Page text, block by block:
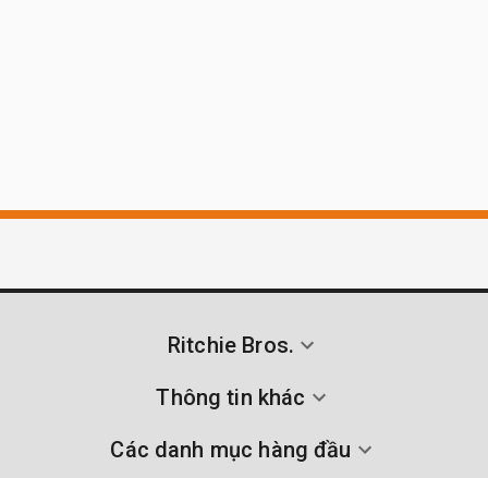
Ritchie Bros.
Thông tin khác
Các danh mục hàng đầu